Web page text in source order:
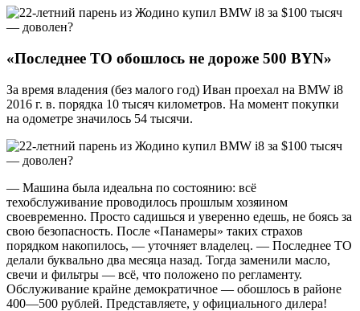
«Последнее ТО обошлось не дороже 500 BYN»
За время владения (без малого год) Иван проехал на BMW i8
2016 г. в. порядка 10 тысяч километров. На момент покупки
на одометре значилось 54 тысячи.
— Машина была идеальна по состоянию: всё
техобслуживание проводилось прошлым хозяином
своевременно. Просто садишься и уверенно едешь, не боясь за
свою безопасность. После «Панамеры» таких страхов
порядком накопилось, — уточняет владелец. — Последнее ТО
делали буквально два месяца назад. Тогда заменили масло,
свечи и фильтры — всё, что положено по регламенту.
Обслуживание крайне демократичное — обошлось в районе
400—500 рублей. Представляете, у официального дилера!